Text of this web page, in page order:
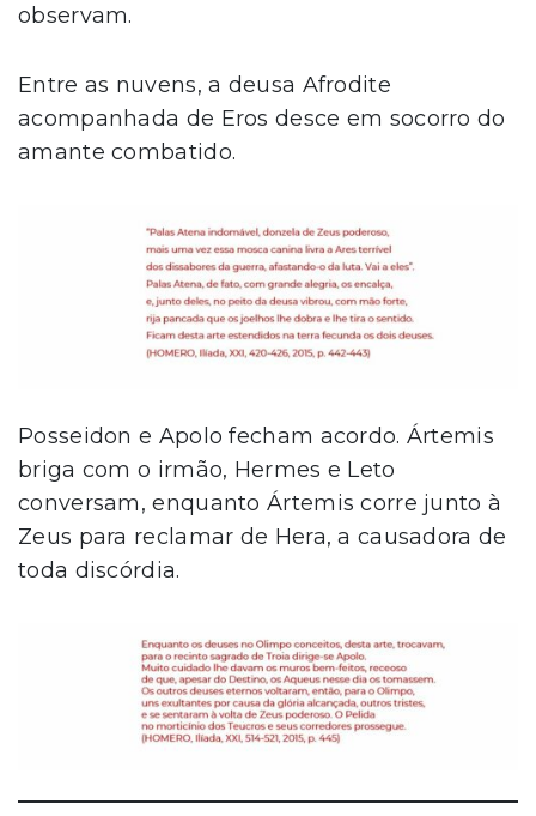
observam.
Entre as nuvens, a deusa Afrodite
acompanhada de Eros desce em socorro do
amante combatido.
Posseidon e Apolo fecham acordo. Ártemis
briga com o irmão, Hermes e Leto
conversam, enquanto Ártemis corre junto à
Zeus para reclamar de Hera, a causadora de
toda discórdia.